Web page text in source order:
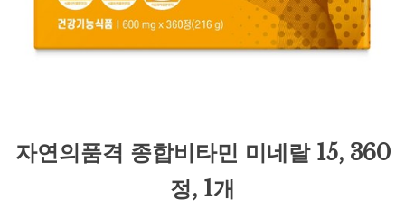
자연의품격 종합비타민 미네랄 15, 360
정, 1개